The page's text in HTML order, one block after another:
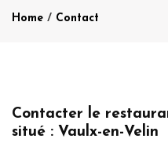
Home / Contact
Contacter le
situé : Vaulx-en-Velin